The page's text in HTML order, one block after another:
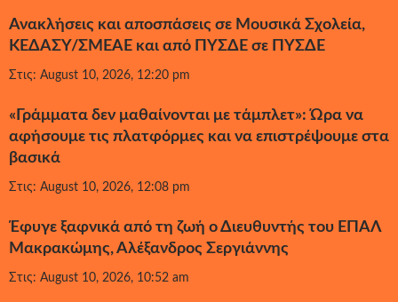
Ανακλήσεις και αποσπάσεις σε Μουσικά Σχολεία,
ΚΕΔΑΣΥ/ΣΜΕΑΕ και από ΠΥΣΔΕ σε ΠΥΣΔΕ
Στις: August 10, 2026, 12:20 pm
«Γράμματα δεν μαθαίνονται με τάμπλετ»: Ώρα να
αφήσουμε τις πλατφόρμες και να επιστρέψουμε στα
βασικά
Στις: August 10, 2026, 12:08 pm
Έφυγε ξαφνικά από τη ζωή ο Διευθυντής του ΕΠΑΛ
Μακρακώμης, Αλέξανδρος Σεργιάννης
Στις: August 10, 2026, 10:52 am